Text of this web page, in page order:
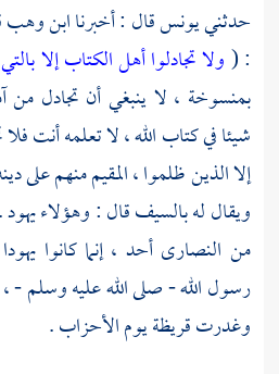
حدثنييونسقال : أخبرناابن وهب
: (ولا تجادلوا أهل الكتاب إلا
بمنسوخة ، لا ينبغي أن تجادل
شيئا في كتاب الله ، لا تعلمه أنت
إلا الذين ظلموا ، المقيم منهم على
ويقال له بالسيف قال : وهؤلاءيهود
من النصارىأحد ، إنما كانوا
رسول الله - صلى الله عليه وسلم
وغدرتقريظةيوم الأحزاب .